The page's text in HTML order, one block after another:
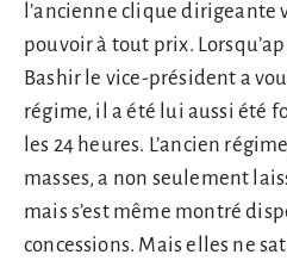
l’ancienne clique dirigeante
pouvoir à tout prix.
Bashir le vice-président a
régime, il a été lui aussi été
les 24 heures. L’ancien
masses, a non seulement
mais s’est même montré
concessions. Mais elles ne